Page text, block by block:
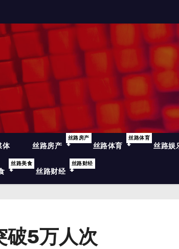
体 丝路房产
丝路房产
丝路体育
丝路体育
丝路娱
丝路美食
丝路财经
丝路财经
破5万人次